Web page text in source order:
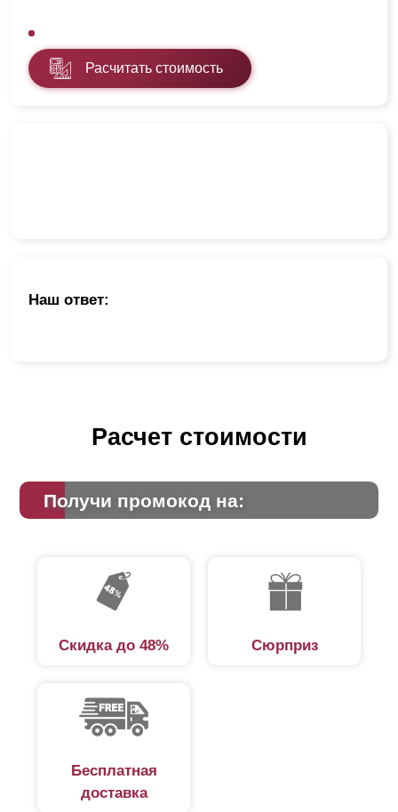
Наш ответ:
Расчитать стоимость
Расчет стоимости
Получи промокод на:
Скидка до 48% Сюрприз
Бесплатная
доставка